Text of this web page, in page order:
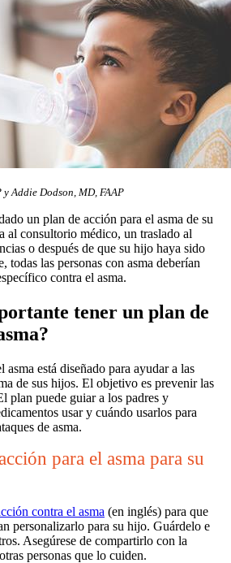
Addie Dodson, MD, FAAP
un plan de acción para el asma de su
al consultorio médico, un traslado al
o después de que su hijo haya sido
todas las personas con asma deberían
contra el asma.
tener un plan de
está diseñado para ayudar a las
de sus hijos. El objetivo es prevenir las
plan puede guiar a los padres y
usar y cuándo usarlos para
de asma.
para el asma para su
co​​ntra el asma (en inglés) para que
personalizarlo para su hijo. Guárdelo e
Asegúrese de compartirlo con la
personas que lo cuiden.